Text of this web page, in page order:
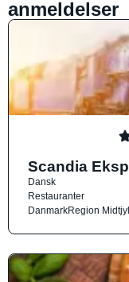
anmeldelser
Scandia
Dansk
Restauranter
DanmarkRegion